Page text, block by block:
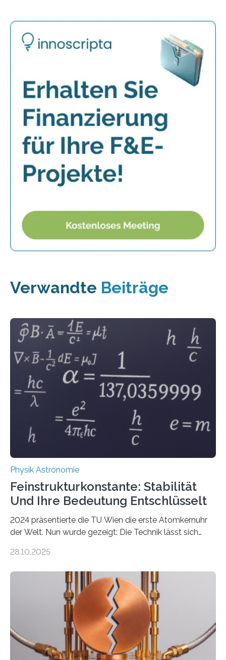
Verwandte Beiträge
Physik Astronomie
Feinstrukturkonstante: Stabilität
Und Ihre Bedeutung Entschlüsselt
2024 präsentierte die TU Wien die erste Atomkernuhr
der Welt. Nun wurde gezeigt: Die Technik lässt sich
fundamentalen Physik nachzugehen. Thorium-
Messungen verwenden. Das hatte man jahrzehntelang
vermutet, weltweit war nach den passenden
Atomkern-Zuständen gesucht worden, 2024 gelang
einem Team der TU Wien mit Unterstützung
internationaler Partner der entscheidende Durchbruch:
Der lange diskutierte Thorium-Kernübergang wurde
gefunden. Kurz darauf konnte man zeigen, dass sich
28.10.2025